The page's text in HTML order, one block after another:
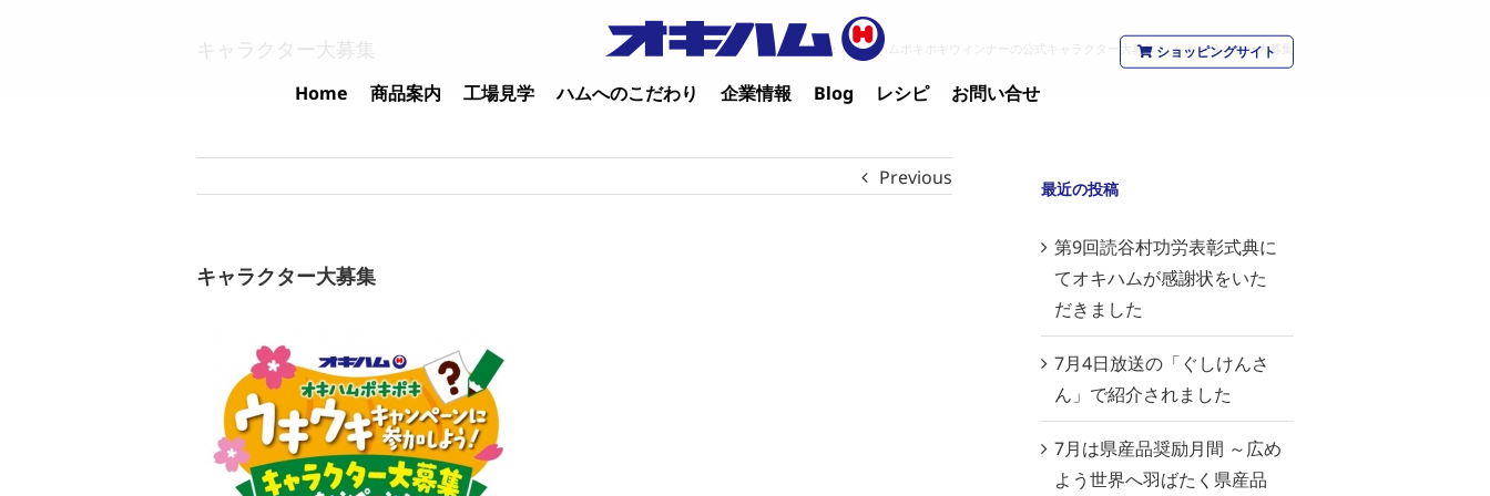
ショッピングサイト
Home 商品案内 工場見学 ハムへのこだわり 企業情報 Blog レシピ お問い合せ
キャラクター大募集 Home / オキハムポキポキウィンナーの公式キャラクター大募集！ / キャラクター大募集
Previous
キャラクター大募集
最近の投稿
第9回読谷村功労表彰式典に
てオキハムが感謝状をいた
だきました
7月4日放送の「ぐしけんさ
ん」で紹介されました
7月は県産品奨励月間 ～広め
よう世界へ羽ばたく県産品